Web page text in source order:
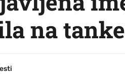
na